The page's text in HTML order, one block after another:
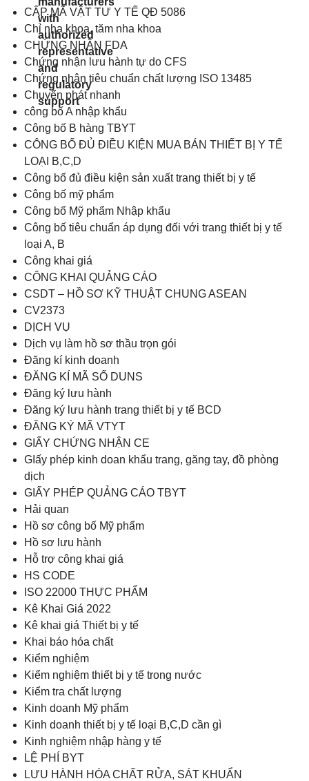
CẤP MÃ VẬT TƯ Y TẾ QĐ 5086
Chỉ nha khoa, tăm nha khoa
CHỨNG NHẬN FDA
Chứng nhận lưu hành tự do CFS
Chứng nhận tiêu chuẩn chất lượng ISO 13485
Chuyển phát nhanh
công bố A nhập khẩu
Công bố B hàng TBYT
CÔNG BỐ ĐỦ ĐIỀU KIỆN MUA BÁN THIẾT BỊ Y TẾ
LOẠI B,C,D
Công bố đủ điều kiện sản xuất trang thiết bị y tế
Công bố mỹ phẩm
Công bố Mỹ phẩm Nhập khẩu
Công bố tiêu chuẩn áp dụng đối với trang thiết bị y tế
loại A, B
Công khai giá
CÔNG KHAI QUẢNG CÁO
CSDT – HỒ SƠ KỸ THUẬT CHUNG ASEAN
CV2373
DỊCH VỤ
Dịch vụ làm hồ sơ thầu trọn gói
Đăng kí kinh doanh
ĐĂNG KÍ MÃ SỐ DUNS
Đăng ký lưu hành
Đăng ký lưu hành trang thiết bị y tế BCD
ĐĂNG KÝ MÃ VTYT
GIẤY CHỨNG NHẬN CE
GIấy phép kinh doan khẩu trang, găng tay, đồ phòng
dịch
GIẤY PHÉP QUẢNG CÁO TBYT
Hải quan
Hồ sơ công bố Mỹ phẩm
Hồ sơ lưu hành
Hỗ trợ công khai giá
HS CODE
ISO 22000 THỰC PHẨM
Kê Khai Giá 2022
Kê khai giá Thiết bị y tế
Khai báo hóa chất
Kiểm nghiệm
Kiểm nghiệm thiết bị y tế trong nước
Kiểm tra chất lượng
Kinh doanh Mỹ phẩm
Kinh doanh thiết bị y tế loại B,C,D cần gì
Kinh nghiệm nhập hàng y tế
LỆ PHÍ BYT
LƯU HÀNH HÓA CHẤT RỬA, SÁT KHUẨN